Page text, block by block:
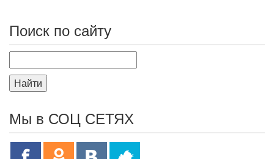
Поиск по сайту
Найти
Мы в СОЦ СЕТЯХ